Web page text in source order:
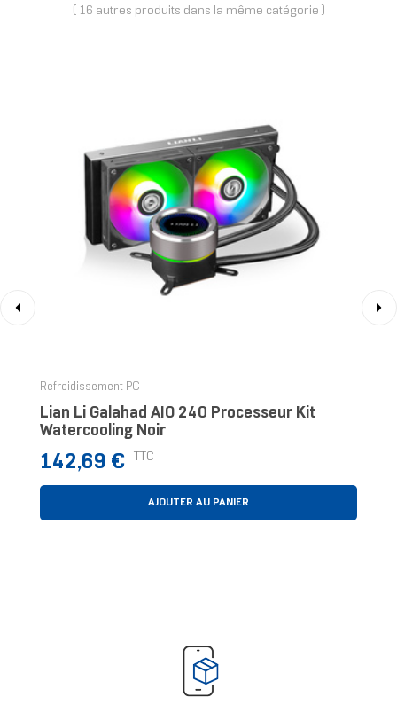
( 16 autres produits dans la même catégorie )
Refroidissement PC
Lian Li Galahad AIO 240 Processeur Kit
Watercooling Noir
Prix
142,69 € TTC
AJOUTER AU PANIER